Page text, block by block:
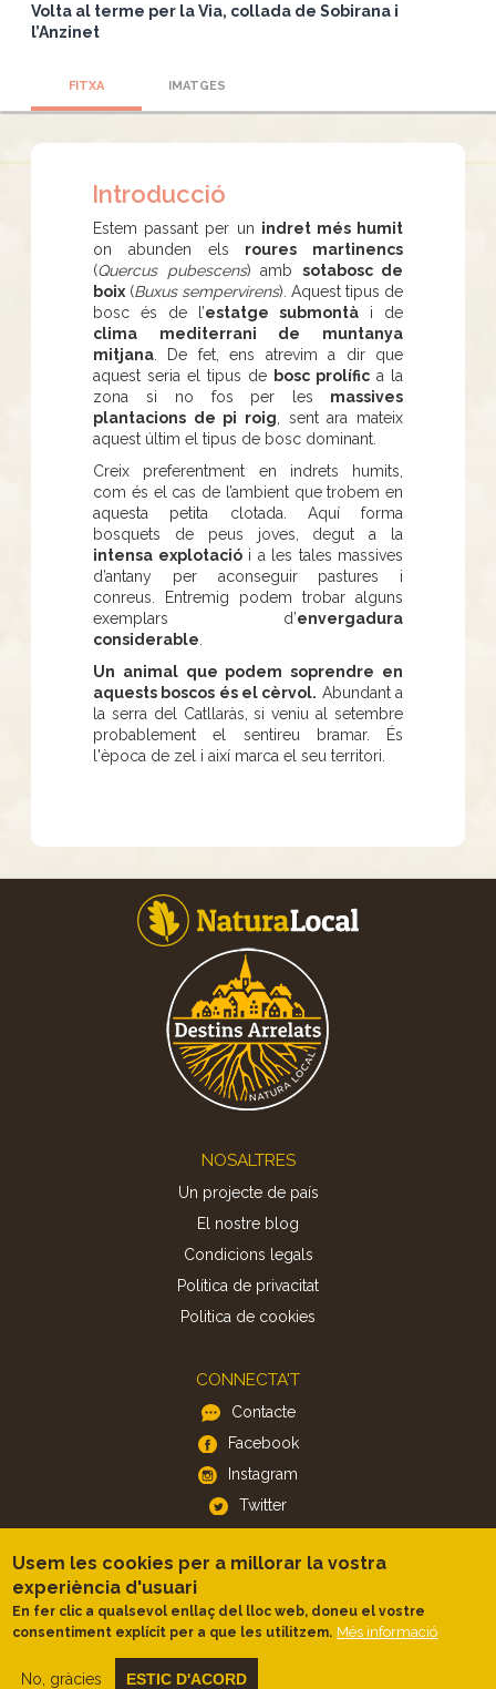
Volta al terme per la Via, collada de Sobirana i
l’Anzinet
FITXA IMATGES
Introducció
Estem passant per un indret més humit
on abunden els roures martinencs
(Quercus pubescens) amb sotabosc de
boix (Buxus sempervirens). Aquest tipus de
bosc és de l’estatge submontà i de
clima mediterrani de muntanya
mitjana . De fet, ens atrevim a dir que
aquest seria el tipus de bosc prolífic a la
zona si no fos per les massives
plantacions de pi roig , sent ara mateix
aquest últim el tipus de bosc dominant.
Creix preferentment en indrets humits,
com és el cas de l’ambient que trobem en
aquesta petita clotada. Aquí forma
bosquets de peus joves, degut a la
intensa explotaciói a les tales massives
d’antany per aconseguir pastures i
conreus. Entremig podem trobar alguns
exemplars d’envergadura
considerable
Un animal que podem soprendre en
aquests boscos és el cèrvol. Abundant a
la serra del Catllaràs, si veniu al setembre
probablement el sentireu bramar. És
l'època de zel i així marca el seu territori.
NOSALTRES
Un projecte de país
El nostre blog
Condicions legals
Política de privacitat
Politica de cookies
CONNECTA'T
Contacte
Facebook
Instagram
Twitter
APP
Android
Usem les cookies per a millorar la vostra
experiència d'usuari
En fer clic a qualsevol enllaç del lloc web, doneu el vostre
consentiment explícit per a que les utilitzem. Més informació
No, gràcies ESTIC D'ACORD